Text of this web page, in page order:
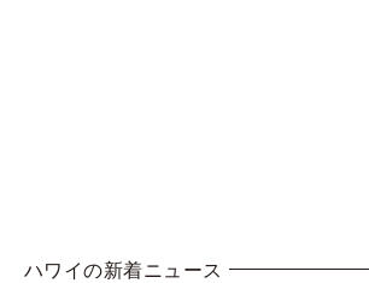
ハワイの新着ニュース